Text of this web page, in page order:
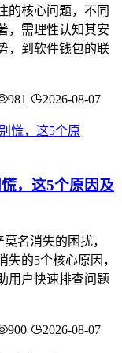
的核心问题，不同
，需理性认知其安
，到软件钱包的联
981 2026-08-07
，这5个原因及
名消失的困扰，
的5个核心原因，
用户快速排查问题
900 2026-08-07